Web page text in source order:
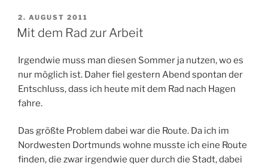
VERÖFFENTLICHT
AM
2. AUGUST 2011
Mit dem Rad zur Arbeit
Irgendwie muss man diesen Sommer ja nutzen, wo es
nur möglich ist. Daher fiel gestern Abend spontan der
Entschluss, dass ich heute mit dem Rad nach Hagen
fahre.
Das größte Problem dabei war die Route. Da ich im
Nordwesten Dortmunds wohne musste ich eine Route
finden, die zwar irgendwie quer durch die Stadt, dabei